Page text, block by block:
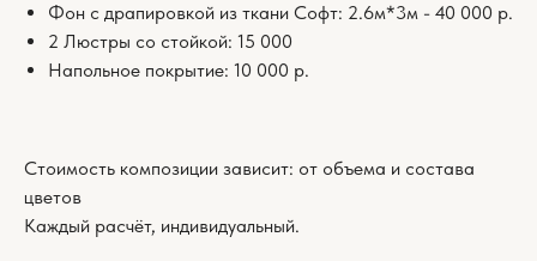
Фон с драпировкой из ткани Софт: 2.6м*3м - 40 000 р.
2 Люстры со стойкой: 15 000
Напольное покрытие: 10 000 р.
Стоимость композиции зависит: от объема и состава
цветов
Каждый расчёт, индивидуальный.